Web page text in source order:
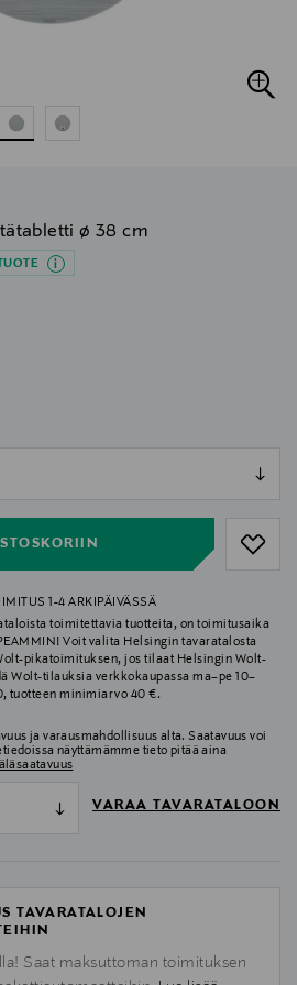
ø 38 cm
1-4 ARKIPÄIVÄSSÄ
toimitettavia tuotteita, on toimitusaika
Voit valita Helsingin tavaratalosta
pikatoimituksen, jos tilaat Helsingin Wolt-
Wolt-tilauksia verkkokaupassa ma–pe 10–
tuotteen minimiarvo 40 €.
ja varausmahdollisuus alta. Saatavuus voi
näyttämämme tieto pitää aina
VARAA TAVARATALOON
TAVARATALOJEN
Saat maksuttoman toimituksen